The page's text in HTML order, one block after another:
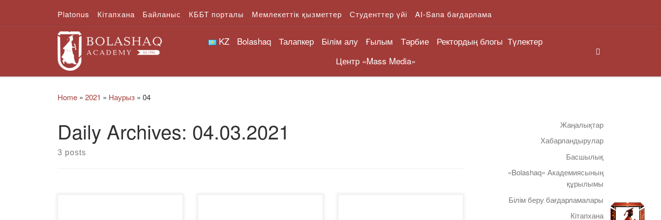
Skip to contentPlatonus Кітапхана Байланыс КББТ порталы Мемлекеттік қызметтер Студенттер үйі AI-Sana бағдарлама
KZ Bolashaq Талапкер Білім алу Ғылым Тәрбие Ректордың блогы Түлектер
Центр «Mass Media»
Home » 2021 » Наурыз » 04
Daily Archives: 04.03.2021
3 posts
Жаңалықтар
Хабарландырулар
Басшылық
«Bolashaq» Академиясының
құрылымы
Білім беру бағдарламалары
Кітапхана